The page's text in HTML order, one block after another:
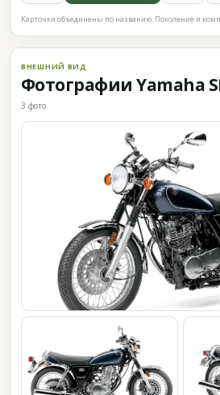
Карточки объединены по названию. Поколение и
ВНЕШНИЙ ВИД
Фотографии Yamaha
3 фото